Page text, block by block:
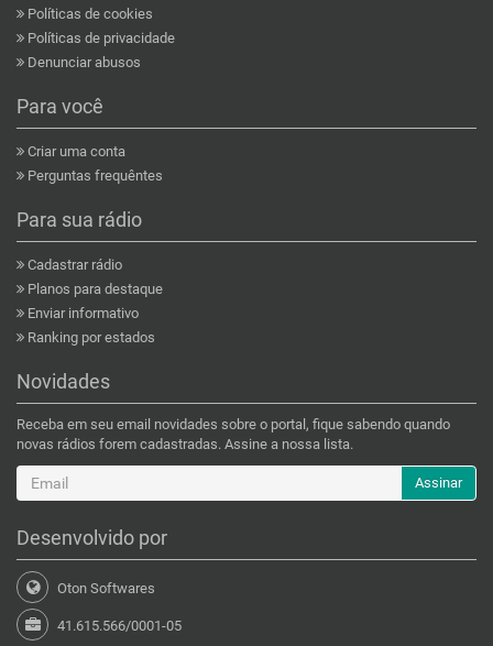
Políticas de cookies
Políticas de privacidade
Denunciar abusos
Para você
Criar uma conta
Perguntas frequêntes
Para sua rádio
Cadastrar rádio
Planos para destaque
Enviar informativo
Ranking por estados
Novidades
Receba em seu email novidades sobre o portal, fique sabendo quando
novas rádios forem cadastradas. Assine a nossa lista.
Assinar
Desenvolvido por
Oton Softwares
41.615.566/0001-05